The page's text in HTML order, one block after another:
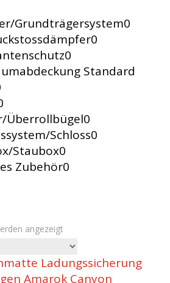
Grundträgersystem0
0
0
Standard
Überrollbügel0
Schloss0
Staubox0
Zubehör0
angezeigt